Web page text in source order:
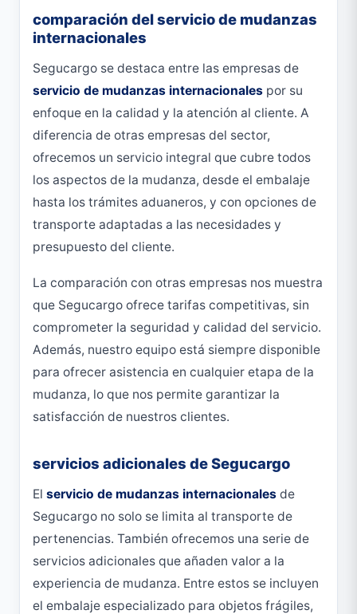
comparación del servicio de mudanzas
internacionales
Segucargo se destaca entre las empresas de
servicio de mudanzas internacionales por su
enfoque en la calidad y la atención al cliente. A
diferencia de otras empresas del sector,
ofrecemos un servicio integral que cubre todos
los aspectos de la mudanza, desde el embalaje
hasta los trámites aduaneros, y con opciones de
transporte adaptadas a las necesidades y
presupuesto del cliente.
La comparación con otras empresas nos muestra
que Segucargo ofrece tarifas competitivas, sin
comprometer la seguridad y calidad del servicio.
Además, nuestro equipo está siempre disponible
para ofrecer asistencia en cualquier etapa de la
mudanza, lo que nos permite garantizar la
satisfacción de nuestros clientes.
servicios adicionales de Segucargo
El servicio de mudanzas internacionales de
Segucargo no solo se limita al transporte de
pertenencias. También ofrecemos una serie de
servicios adicionales que añaden valor a la
experiencia de mudanza. Entre estos se incluyen
el embalaje especializado para objetos frágiles,